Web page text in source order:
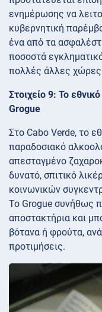
ενημέρωσης να
κυβερνητική
ένα από τα
ποσοστά
πολλές άλλες χώρες
Στοιχείο 9: Το
Grogue
Στο Cabo Verde, το
παραδοσιακό
απεσταγμένο
δυνατό, σπιτικό
κοινωνικών
Το Grogue συνήθως
αποστακτήρια και
βότανα ή φρούτα,
προτιμήσεις.